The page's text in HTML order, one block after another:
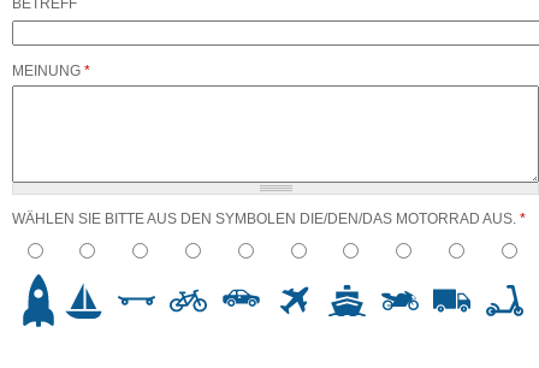
BETREFF
MEINUNG *
WÄHLEN SIE BITTE AUS DEN SYMBOLEN DIE/DEN/DAS MOTORRAD AUS. *